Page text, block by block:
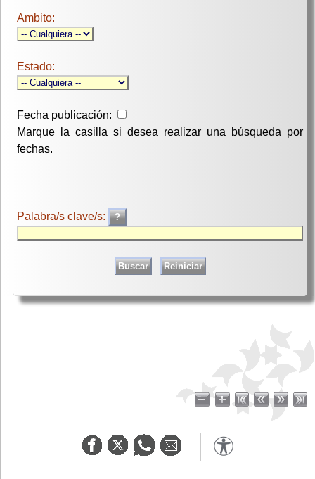
Ambito:
Estado:
Fecha publicación:
Marque la casilla si desea realizar una búsqueda por
fechas.
Palabra/s clave/s: